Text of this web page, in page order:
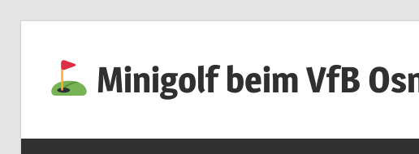
springen
Minigolf beim VfB